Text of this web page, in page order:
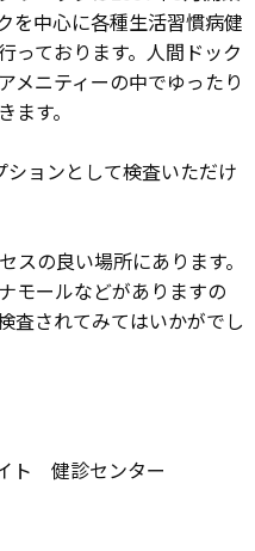
を中心に各種生活習慣病健
っております。人間ドック
メニティーの中でゆったり
す。
ョンとして検査いただけ
スの良い場所にあります。
モールなどがありますの
査されてみてはいかがでし
ト 健診センター